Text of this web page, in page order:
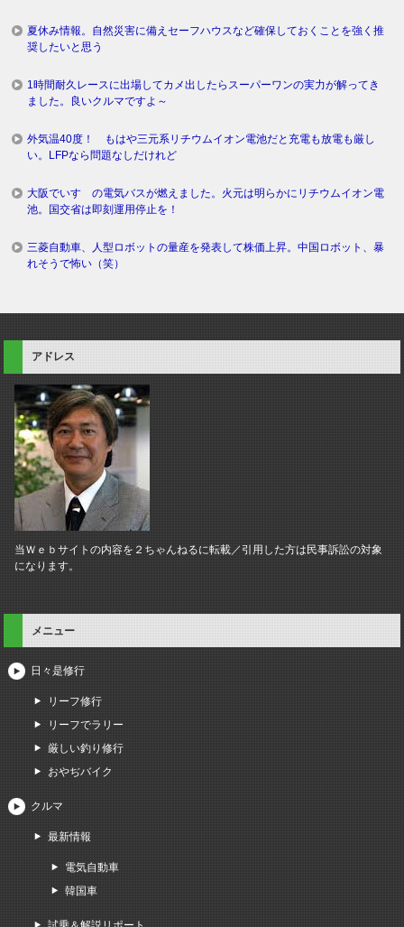
夏休み情報。自然災害に備えセーフハウスなど確保しておくことを強く推
奨したいと思う
1時間耐久レースに出場してカメ出したらスーパーワンの実力が解ってき
ました。良いクルマですよ～
外気温40度！ もはや三元系リチウムイオン電池だと充電も放電も厳し
い。LFPなら問題なしだけれど
大阪でいすゞの電気バスが燃えました。火元は明らかにリチウムイオン電
池。国交省は即刻運用停止を！
三菱自動車、人型ロボットの量産を発表して株価上昇。中国ロボット、暴
れそうで怖い（笑）
アドレス
当Ｗｅｂサイトの内容を２ちゃんねるに転載／引用した方は民事訴訟の対象
になります。
メニュー
日々是修行
リーフ修行
リーフでラリー
厳しい釣り修行
おやぢバイク
クルマ
最新情報
電気自動車
韓国車